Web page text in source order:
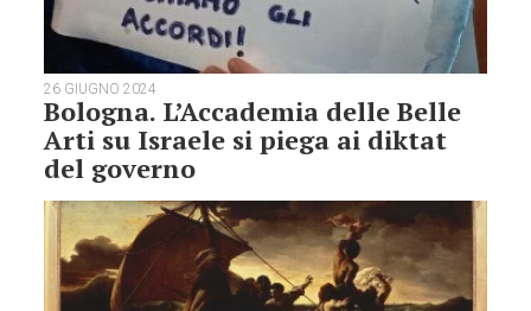
26 GIUGNO 2024
Bologna. L’Accademia delle Belle
Arti su Israele si piega ai diktat
del governo